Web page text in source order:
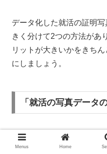
データ化した就活の証明
きく分けて2つの方法があ
リットが大きいかをきち
にしましょう。
「就活の写真データ
Menus Home